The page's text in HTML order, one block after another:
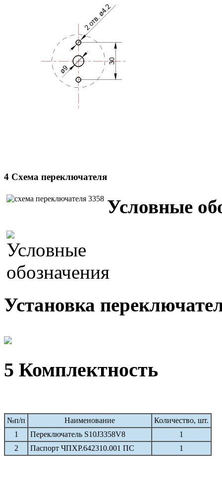
4 Схема переключателя
Условные
Установка
5 Комплектность
№п/п Наименование
Количество, шт.
1
Переключатель S10J3358V8
1
2
Паспорт ЧПХР.642310.001 ПС 1